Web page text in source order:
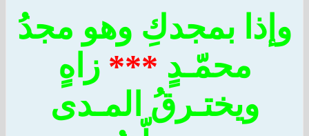
بمجدكِ وهو مجدُ
محمّـدٍ***زاهٍ
ويختـرقُ المـدى